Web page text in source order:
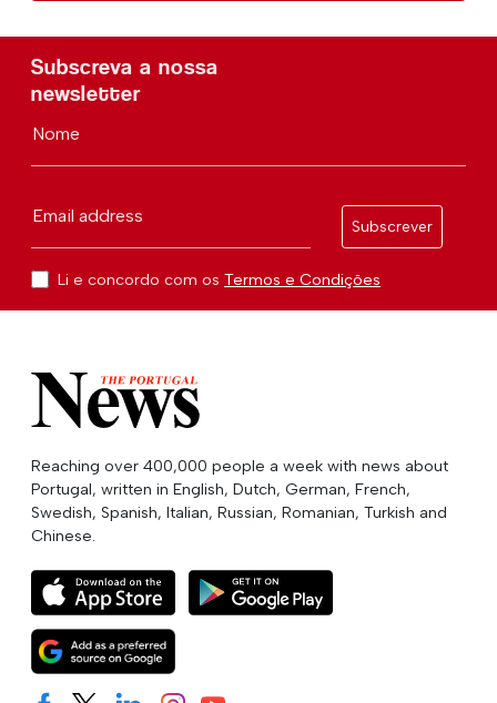
Subscreva a nossa
newsletter
Nome
Email address
Subscrever
Li e concordo com os Termos e Condições
Reaching over 400,000 people a week with news about
Portugal, written in English, Dutch, German, French,
Swedish, Spanish, Italian, Russian, Romanian, Turkish and
Chinese.